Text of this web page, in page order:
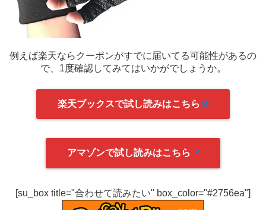
例えば楽天ならクーポンがすでに届いてる可能性があるの
で、1度確認してみてはいかがでしょうか。
楽天ブックスで試し読みはこちら
アマゾンで試し読みはこちら
[su_box title="合わせて読みたい" box_color="#2756ea"]